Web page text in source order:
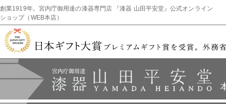
創業1919年。宮内庁御用達の漆器専門店 『漆器 山田平安堂』公式オンライン
ショップ（WEB本店）